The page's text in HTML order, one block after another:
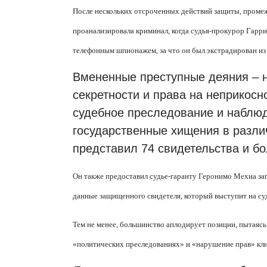
После нескольких отсроченных действий защиты,
проанализировала криминал, когда судья-прокурор
телефонным шпионажем, за что он был экстрадирован
Вмененные преступные деяния –
секретности и права на
судебное преследование и
государственные хищения в
представил 74 свидетельства и
Он также предоставил судье-гаранту Геронимо Мехиа
данные защищенного свидетеля, который выступит на
Тем не менее, большинство аплодирует позиции,
«политических преследованиях» и «нарушение прав»